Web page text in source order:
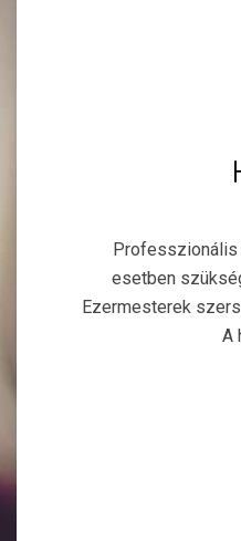
Professzionális
esetben
Ezermesterek
A